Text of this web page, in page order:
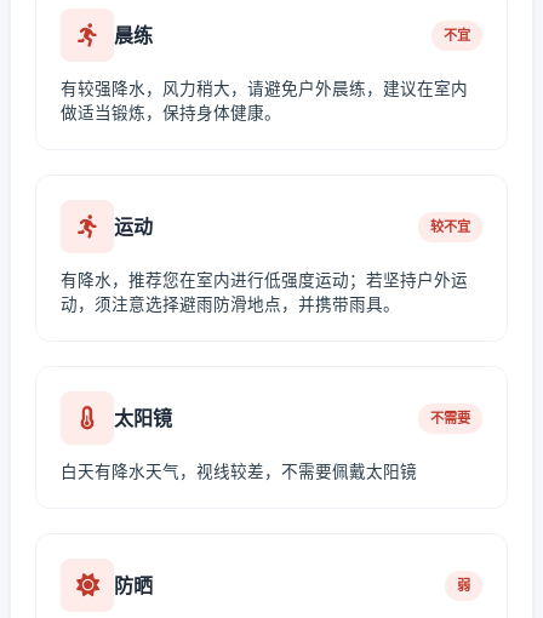
晨练 不宜
有较强降水，风力稍大，请避免户外晨练，建议在室内
做适当锻炼，保持身体健康。
运动 较不宜
有降水，推荐您在室内进行低强度运动；若坚持户外运
动，须注意选择避雨防滑地点，并携带雨具。
太阳镜 不需要
白天有降水天气，视线较差，不需要佩戴太阳镜
防晒 弱